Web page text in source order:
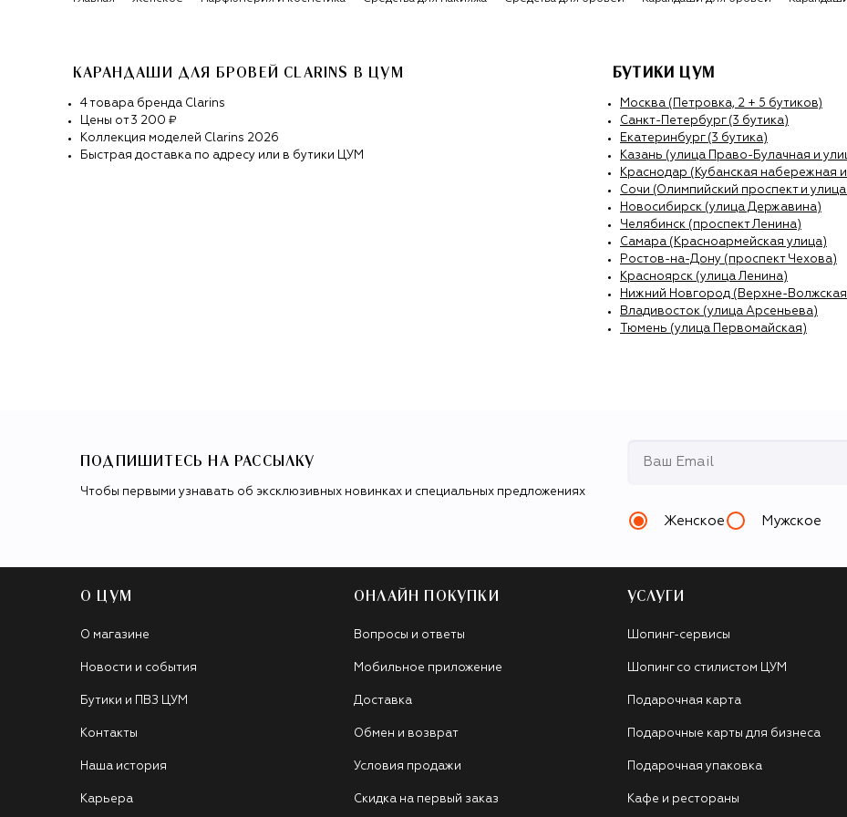
КАРАНДАШИ ДЛЯ БРОВЕЙ CLARINS В ЦУМ
4товара бренда Clarins
Цены от3 200 ₽
Коллекция моделей Clarins 2026
Быстрая доставка по адресу или в бутики ЦУМ
БУТИКИ ЦУМ
Москва (Петровка, 2 + 5 бутиков)
Санкт-Петербург (3 бутика)
Екатеринбург (3 бутика)
Казань (улица Право-Булачная и
Краснодар (Кубанская набережная
Сочи (Олимпийский проспект и
Новосибирск (улица Державина)
Челябинск (проспект Ленина)
Самара (Красноармейская улица)
Ростов-на-Дону (проспект Чехова)
Красноярск (улица Ленина)
Нижний Новгород (Верхне-
Владивосток (улица Арсеньева)
Тюмень (улица Первомайская)
ПОДПИШИТЕСЬ НА РАССЫЛКУ
Чтобы первыми узнавать об эксклюзивных новинках и специальных предложениях
Женское Мужское
О ЦУМ
О магазине
Новости и события
Бутики и ПВЗ ЦУМ
Контакты
Наша история
Карьера
ОНЛАЙН ПОКУПКИ
Вопросы и ответы
Мобильное приложение
Доставка
Обмен и возврат
Условия продажи
Скидка на первый заказ
УСЛУГИ
Шопинг-сервисы
Шопинг со стилистом ЦУМ
Подарочная карта
Подарочные карты для бизнеса
Подарочная упаковка
Кафе и рестораны